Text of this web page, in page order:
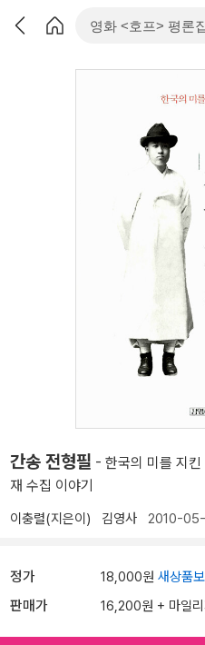
간송 전형필 - 한국의 미를 지
재 수집 이야기
이충렬(지은이) 김영사 2010-
정가 18,000원 새상품보
판매가 16,200원 + 마일